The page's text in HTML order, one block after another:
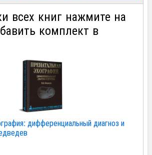
всех книг нажмите на
комплект в
дифференциальный диагноз и